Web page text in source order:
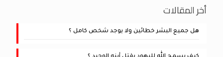
أخر المقالات
هل جميع البشر خطائين ولا يوجد شخص كامل ؟